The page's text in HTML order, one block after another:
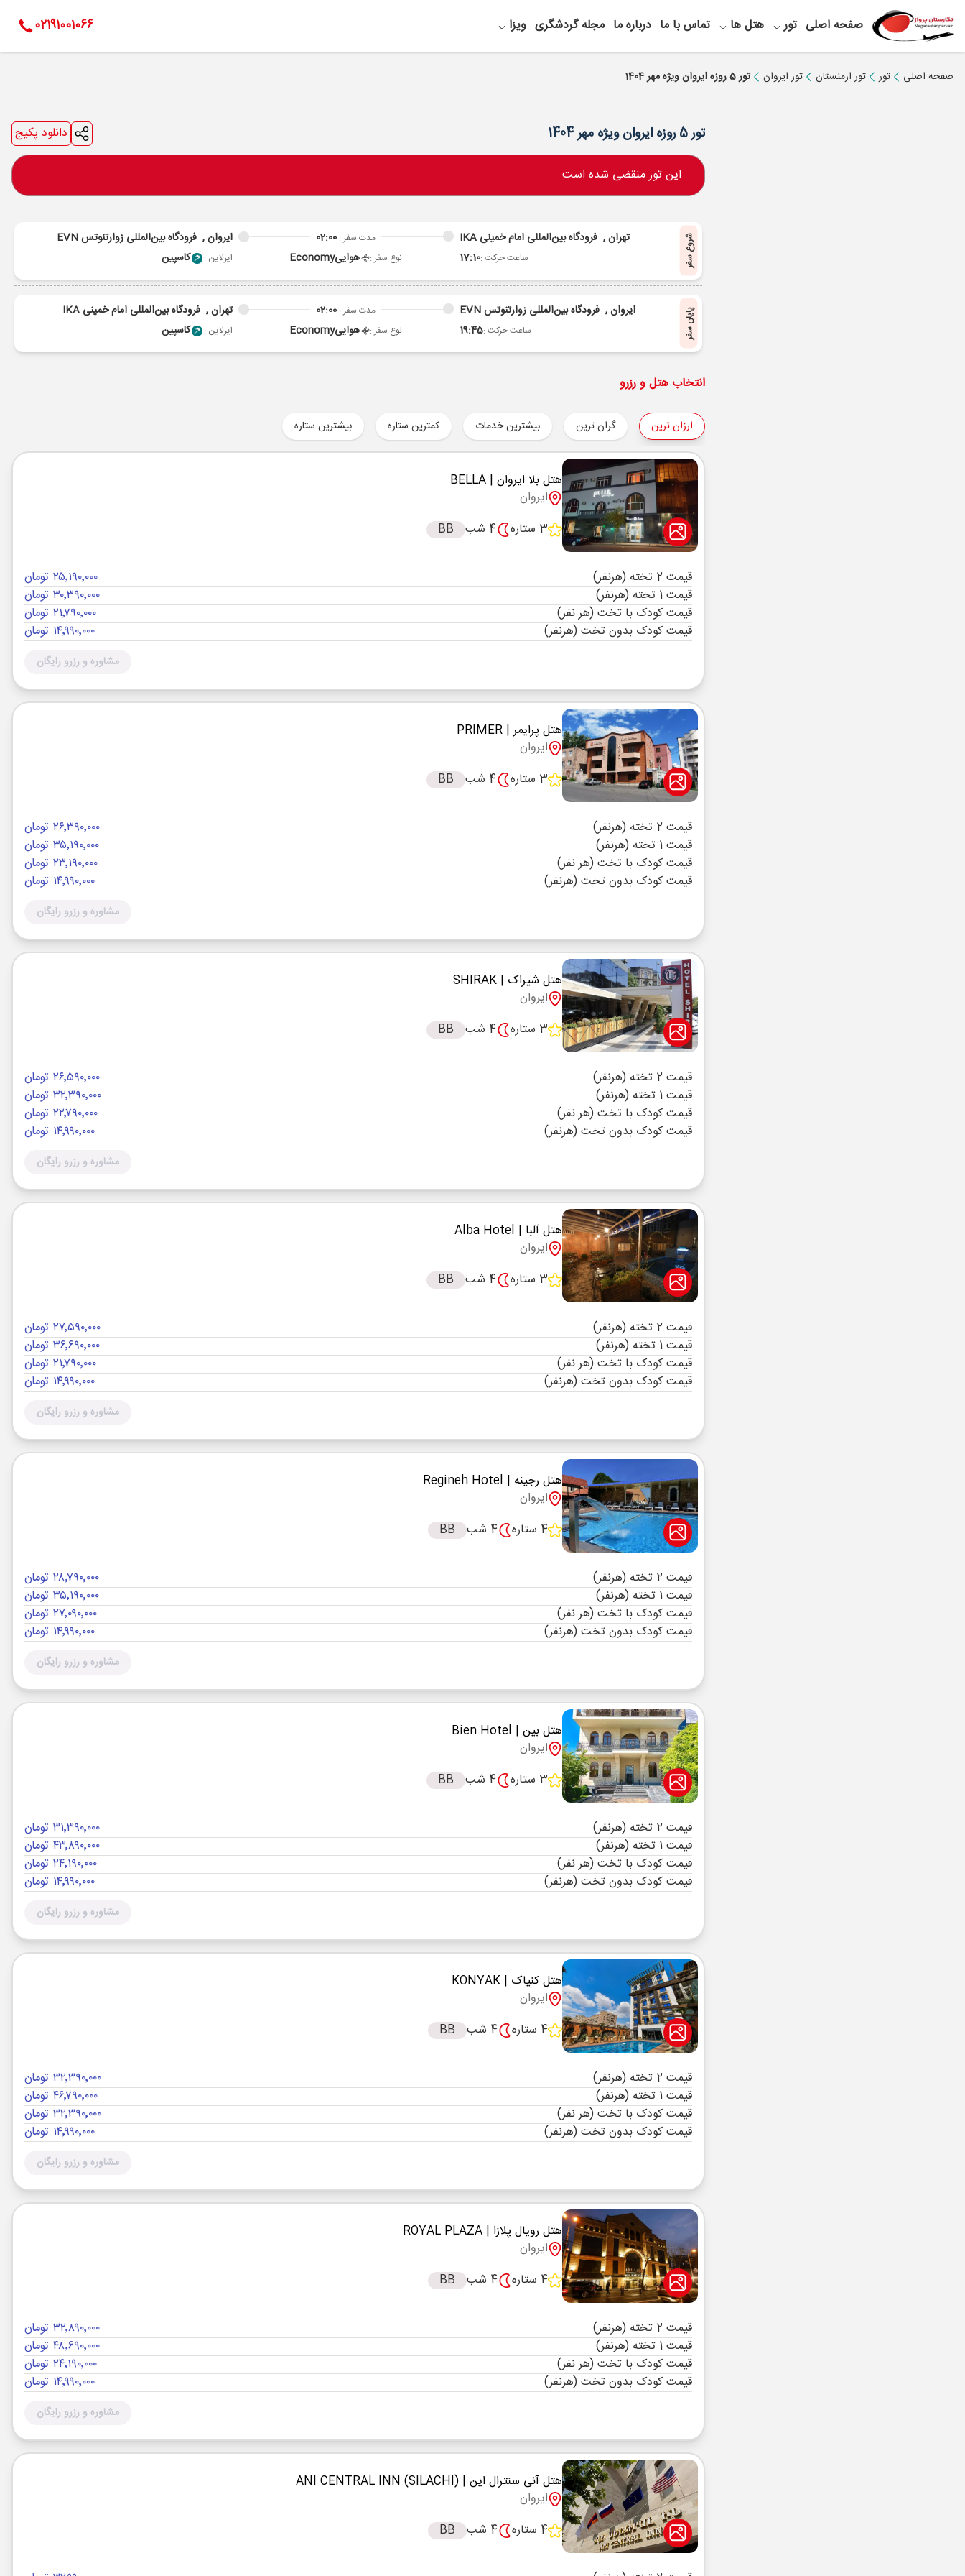
صفحه اصلی تور هتل ها تماس با ما درباره ما مجله گردشگری ویزا 02191001066
صفحه اصلی تور تور ارمنستان تور ایروان تور 5 روزه ایروان ویژه مهر 1404
تور 5 روزه ایروان ویژه مهر 1404 دانلود پکیج
این تور منقضی شده است
شروع سفر تهران , فرودگاه بین‌المللی امام خمینی IKA
ساعت حرکت :17:10
مدت سفر : 02:00
نوع سفر : هواییEconomy
ایروان , فرودگاه بین‌المللی زوارتنوتس EVN
ایرلاین : کاسپین
پایان سفر ایروان , فرودگاه بین‌المللی زوارتنوتس EVN
ساعت حرکت :19:45
مدت سفر : 02:00
نوع سفر : هواییEconomy
تهران , فرودگاه بین‌المللی امام خمینی IKA
ایرلاین : کاسپین
انتخاب هتل و رزرو
ارزان ترین گران ترین بیشترین خدمات کمترین ستاره بیشترین ستاره
هتل بلا ایروان | BELLA
ایروان
3 ستاره
4 شب BB
قیمت 2 تخته (هرنفر)
۲۵٬۱۹۰٬۰۰۰ تومان
قیمت 1 تخته (هرنفر)
۳۰٬۳۹۰٬۰۰۰ تومان
قیمت کودک با تخت (هر نفر)
۲۱٬۷۹۰٬۰۰۰ تومان
قیمت کودک بدون تخت (هرنفر)
۱۴٬۹۹۰٬۰۰۰ تومان
مشاوره و رزرو رایگان
هتل پرایمر| PRIMER
ایروان
3 ستاره
4 شب BB
قیمت 2 تخته (هرنفر)
۲۶٬۳۹۰٬۰۰۰ تومان
قیمت 1 تخته (هرنفر)
۳۵٬۱۹۰٬۰۰۰ تومان
قیمت کودک با تخت (هر نفر)
۲۳٬۱۹۰٬۰۰۰ تومان
قیمت کودک بدون تخت (هرنفر)
۱۴٬۹۹۰٬۰۰۰ تومان
مشاوره و رزرو رایگان
هتل شیراک | SHIRAK
ایروان
3 ستاره
4 شب BB
قیمت 2 تخته (هرنفر)
۲۶٬۵۹۰٬۰۰۰ تومان
قیمت 1 تخته (هرنفر)
۳۲٬۳۹۰٬۰۰۰ تومان
قیمت کودک با تخت (هر نفر)
۲۲٬۷۹۰٬۰۰۰ تومان
قیمت کودک بدون تخت (هرنفر)
۱۴٬۹۹۰٬۰۰۰ تومان
مشاوره و رزرو رایگان
هتل آلبا | Alba Hotel
ایروان
3 ستاره
4 شب BB
قیمت 2 تخته (هرنفر)
۲۷٬۵۹۰٬۰۰۰ تومان
قیمت 1 تخته (هرنفر)
۳۶٬۶۹۰٬۰۰۰ تومان
قیمت کودک با تخت (هر نفر)
۲۱٬۷۹۰٬۰۰۰ تومان
قیمت کودک بدون تخت (هرنفر)
۱۴٬۹۹۰٬۰۰۰ تومان
مشاوره و رزرو رایگان
هتل رجینه | Regineh Hotel
ایروان
4 ستاره
4 شب BB
قیمت 2 تخته (هرنفر)
۲۸٬۷۹۰٬۰۰۰ تومان
قیمت 1 تخته (هرنفر)
۳۵٬۱۹۰٬۰۰۰ تومان
قیمت کودک با تخت (هر نفر)
۲۷٬۰۹۰٬۰۰۰ تومان
قیمت کودک بدون تخت (هرنفر)
۱۴٬۹۹۰٬۰۰۰ تومان
مشاوره و رزرو رایگان
هتل بین | Bien Hotel
ایروان
3 ستاره
4 شب BB
قیمت 2 تخته (هرنفر)
۳۱٬۳۹۰٬۰۰۰ تومان
قیمت 1 تخته (هرنفر)
۴۳٬۸۹۰٬۰۰۰ تومان
قیمت کودک با تخت (هر نفر)
۲۴٬۱۹۰٬۰۰۰ تومان
قیمت کودک بدون تخت (هرنفر)
۱۴٬۹۹۰٬۰۰۰ تومان
مشاوره و رزرو رایگان
هتل کنیاک | KONYAK
ایروان
4 ستاره
4 شب BB
قیمت 2 تخته (هرنفر)
۳۲٬۳۹۰٬۰۰۰ تومان
قیمت 1 تخته (هرنفر)
۴۶٬۷۹۰٬۰۰۰ تومان
قیمت کودک با تخت (هر نفر)
۳۲٬۳۹۰٬۰۰۰ تومان
قیمت کودک بدون تخت (هرنفر)
۱۴٬۹۹۰٬۰۰۰ تومان
مشاوره و رزرو رایگان
هتل رویال پلازا | ROYAL PLAZA
ایروان
4 ستاره
4 شب BB
قیمت 2 تخته (هرنفر)
۳۲٬۸۹۰٬۰۰۰ تومان
قیمت 1 تخته (هرنفر)
۴۸٬۶۹۰٬۰۰۰ تومان
قیمت کودک با تخت (هر نفر)
۲۴٬۱۹۰٬۰۰۰ تومان
قیمت کودک بدون تخت (هرنفر)
۱۴٬۹۹۰٬۰۰۰ تومان
مشاوره و رزرو رایگان
هتل آنی سنترال این | ANI CENTRAL INN (SILACHI)
ایروان
4 ستاره
4 شب BB